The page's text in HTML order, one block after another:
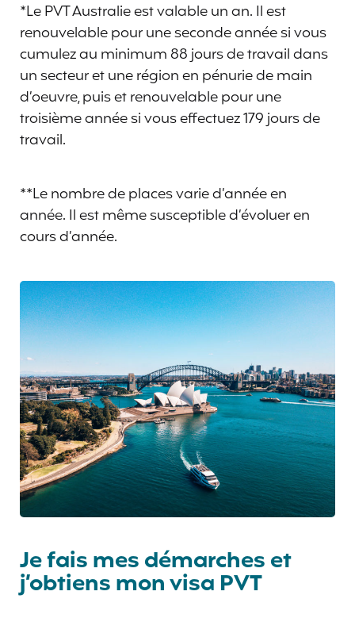
*Le PVT Australie est valable un an. Il est
renouvelable pour une seconde année si vous
cumulez au minimum 88 jours de travail dans
un secteur et une région en pénurie de main
d’oeuvre, puis et renouvelable pour une
troisième année si vous effectuez 179 jours de
travail.
**Le nombre de places varie d’année en
année. Il est même susceptible d’évoluer en
cours d’année.
Je fais mes démarches et
j’obtiens mon visa PVT